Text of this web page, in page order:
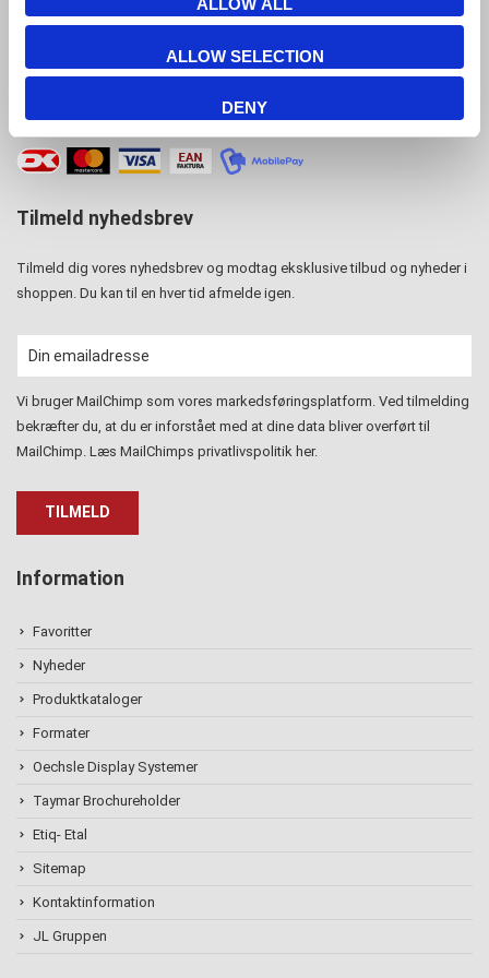
ALLOW ALL
ALLOW SELECTION
DENY
Tilmeld nyhedsbrev
Tilmeld dig vores nyhedsbrev og modtag eksklusive tilbud og nyheder i
shoppen. Du kan til en hver tid afmelde igen.
Vi bruger MailChimp som vores markedsføringsplatform. Ved tilmelding
bekræfter du, at du er inforstået med at dine data bliver overført til
MailChimp. Læs MailChimps privatlivspolitik her.
Information
Favoritter
Nyheder
Produktkataloger
Formater
Oechsle Display Systemer
Taymar Brochureholder
Etiq- Etal
Sitemap
Kontaktinformation
JL Gruppen